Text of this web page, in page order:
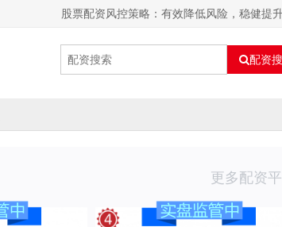
股票配资风控策略：有效降低风险，稳健提
配资
更多配资